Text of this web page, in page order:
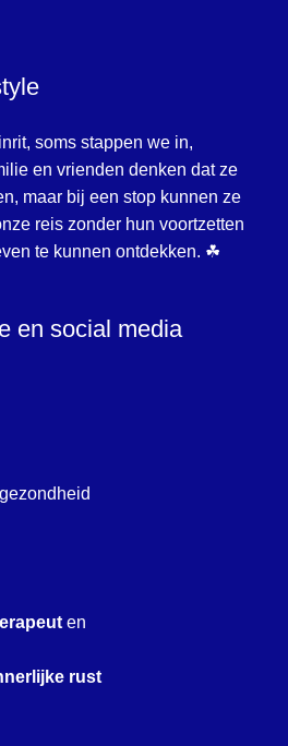
soms stappen we in,
en vrienden denken dat ze
maar bij een stop kunnen ze
reis zonder hun voortzetten
te kunnen ontdekken. ☘
en social media
en
rust